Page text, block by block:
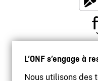
L’ONF s’engage à
Nous utilisons des